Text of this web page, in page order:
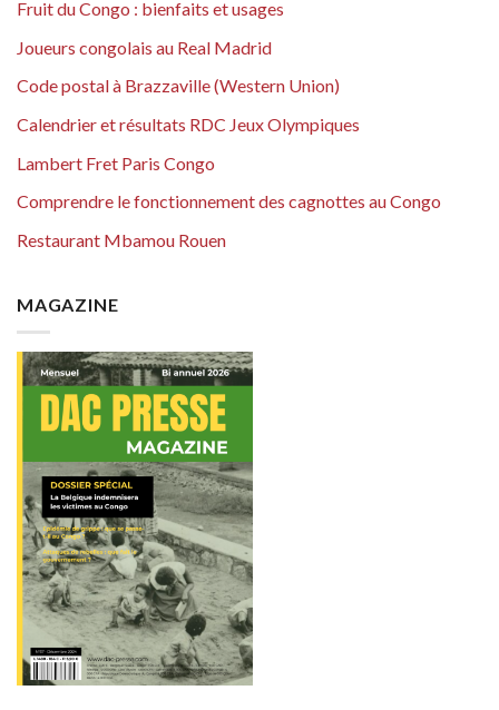
Fruit du Congo : bienfaits et usages
Joueurs congolais au Real Madrid
Code postal à Brazzaville (Western Union)
Calendrier et résultats RDC Jeux Olympiques
Lambert Fret Paris Congo
Comprendre le fonctionnement des cagnottes au Congo
Restaurant Mbamou Rouen
MAGAZINE